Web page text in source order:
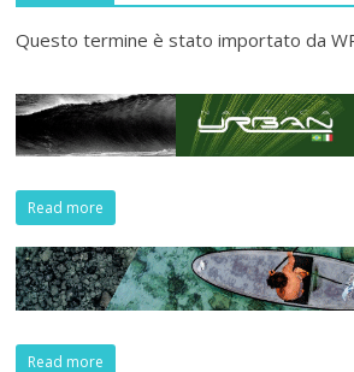
Questo termine è stato importato da
Read more
Read more